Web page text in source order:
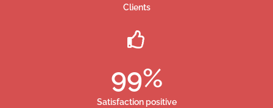
Clients
Satisfaction positive
99%